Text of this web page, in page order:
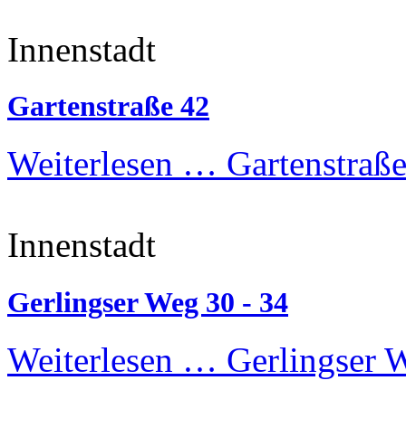
Innenstadt
Gartenstraße 42
Weiterlesen …
Innenstadt
Gerlingser Weg 30 - 34
Weiterlesen … Gerlingser